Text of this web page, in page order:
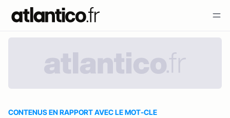
CONTENUS EN RAPPORT AVEC LE MOT-CLE